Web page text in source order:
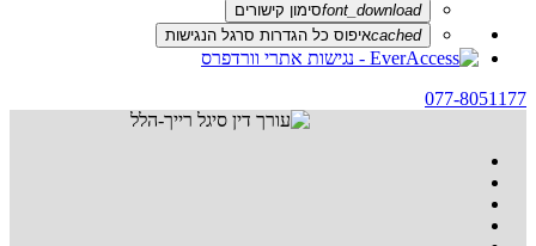
font_downloadסימון קישורים
cachedאיפוס כל הגדרות סרגל הנגישות
077-8051177